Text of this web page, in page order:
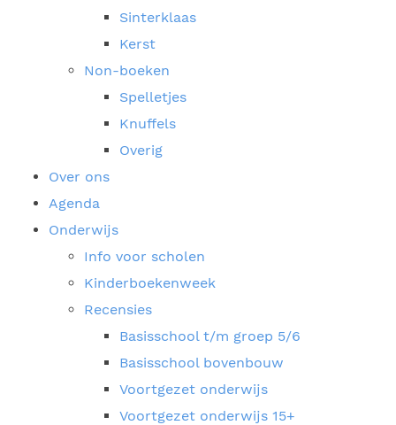
Sinterklaas
Kerst
Non-boeken
Spelletjes
Knuffels
Overig
Over ons
Agenda
Onderwijs
Info voor scholen
Kinderboekenweek
Recensies
Basisschool t/m groep 5/6
Basisschool bovenbouw
Voortgezet onderwijs
Voortgezet onderwijs 15+